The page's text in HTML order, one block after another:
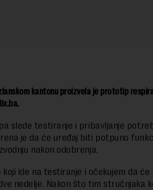
kantonu proizvela je prototip
slede testiranje i pribavljanje
je da će uređaj biti potpuno
nakon odobrenja.
ide na testiranje i očekujem da će
nedelje. Nakon što tim stručnjaka